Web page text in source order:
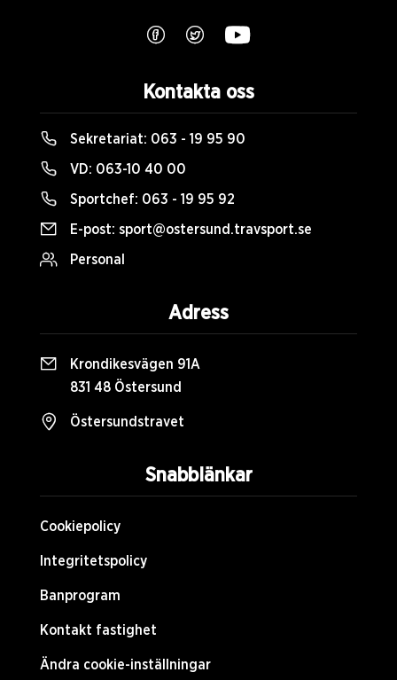
Snabblänkar
Cookiepolicy
Integritetspolicy
Banprogram
Kontakt fastighet
Ändra cookie-inställningar
Kontakta oss
Sekretariat: 063 - 19 95 90
VD: 063-10 40 00
Sportchef: 063 - 19 95 92
E-post: sport@ostersund.travsport.se
Personal
Adress
Krondikesvägen 91A
831 48 Östersund
Östersundstravet